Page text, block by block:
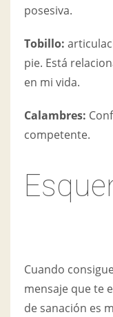
posesiva.
Tobillo:
pie. Está
en mi vida.
Calambres:
competente.
Cuando
mensaje que te
de sanación es